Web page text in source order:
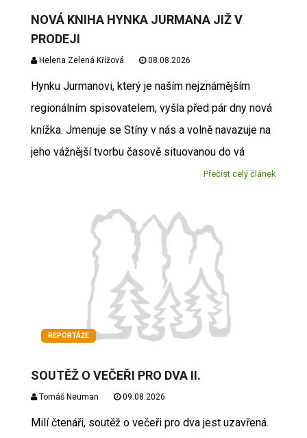
NOVÁ KNIHA HYNKA JURMANA JIŽ V
PRODEJI
Helena Zelená Křížová 08.08.2026
Hynku Jurmanovi, který je naším nejznámějším
regionálním spisovatelem, vyšla před pár dny nová
knížka. Jmenuje se Stíny v nás a volně navazuje na
jeho vážnější tvorbu časově situovanou do vá
Přečíst celý článek
REPORTÁŽE
SOUTĚŽ O VEČEŘI PRO DVA II.
Tomáš Neuman 09.08.2026
Milí čtenáři, soutěž o večeři pro dva jest uzavřená.